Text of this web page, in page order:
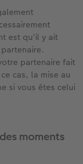
est qu'il y ait
partenaire fait
cas, la mise au
si vous êtes celui
moments